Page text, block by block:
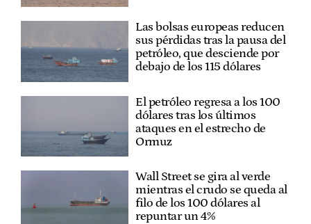
Las bolsas europeas reducen
sus pérdidas tras la pausa del
petróleo, que desciende por
debajo de los 115 dólares
El petróleo regresa a los 100
dólares tras los últimos
ataques en el estrecho de
Ormuz
Wall Street se gira al verde
mientras el crudo se queda al
filo de los 100 dólares al
repuntar un 4%